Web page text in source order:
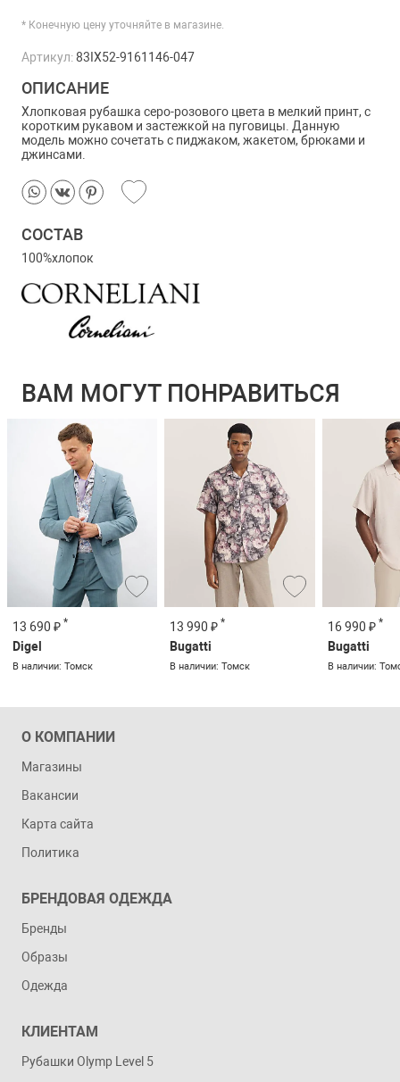
* Конечную цену уточняйте в магазине.
Артикул:83IX52-9161146-047
ОПИСАНИЕ
Хлопковая рубашка серо-розового цвета в мелкий принт, с
коротким рукавом и застежкой на пуговицы. Данную
модель можно сочетать с пиджаком, жакетом, брюками и
джинсами.
СОСТАВ
100%хлопок
ВАМ МОГУТ ПОНРАВИТЬСЯ
13 690 ₽ *
Digel
В наличии: Томск
13 990 ₽ *
Bugatti
В наличии: Томск
16 990 ₽ *
Bugatti
В наличии:
О КОМПАНИИ
Магазины
Вакансии
Карта сайта
Политика
БРЕНДОВАЯ ОДЕЖДА
Бренды
Образы
Одежда
КЛИЕНТАМ
Рубашки Olymp Level 5